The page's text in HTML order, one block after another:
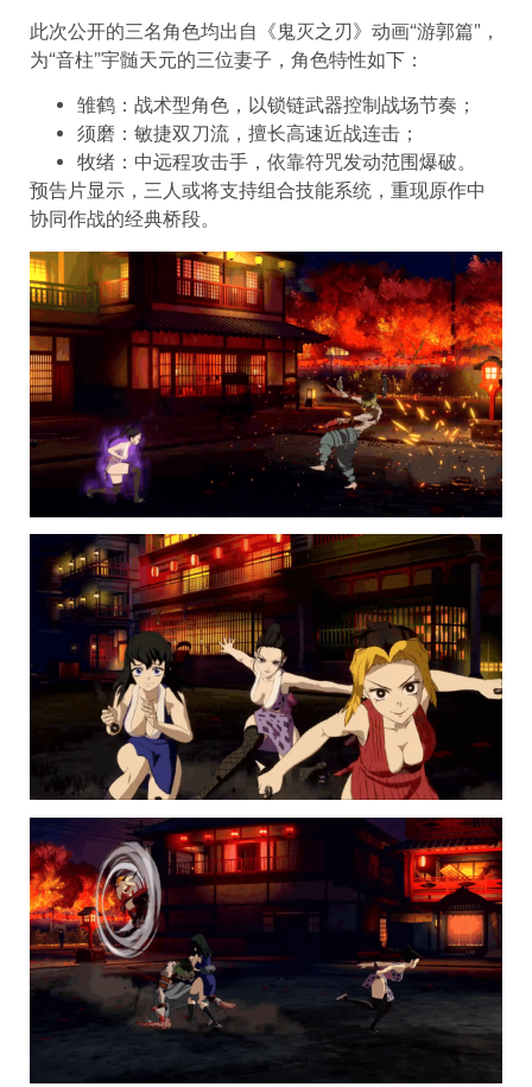
此次公开的三名角色均出自《鬼灭之刃》动画“游郭篇”，
为“音柱”宇髄天元的三位妻子，角色特性如下：
雏鹤：战术型角色，以锁链武器控制战场节奏；
须磨：敏捷双刀流，擅长高速近战连击；
牧绪：中远程攻击手，依靠符咒发动范围爆破。
预告片显示，三人或将支持组合技能系统，重现原作中
协同作战的经典桥段。